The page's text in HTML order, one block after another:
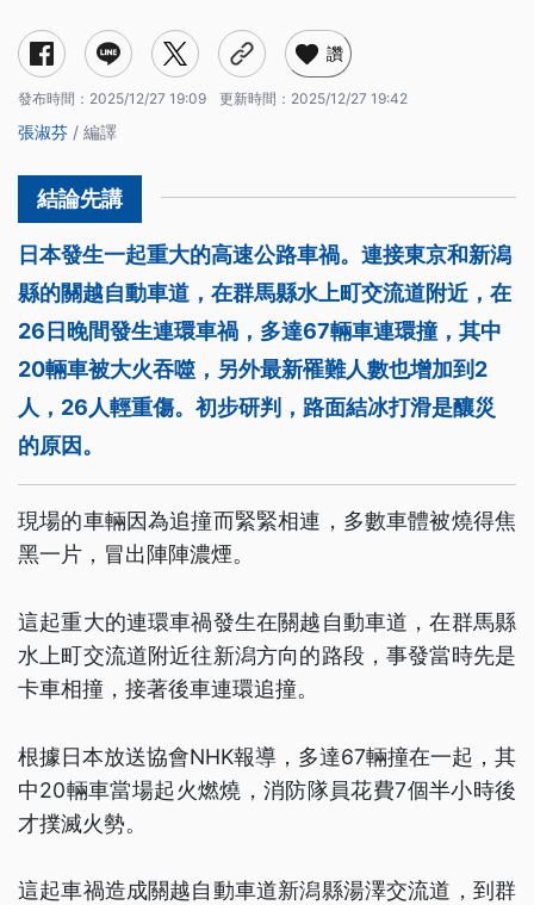
讚
發布時間： 2025/12/27 19:09 更新時間： 2025/12/27 19:42
張淑芬 / 編譯
日本發生一起重大的高速公路車禍。連接東京和新潟
縣的關越自動車道，在群馬縣水上町交流道附近，在
26日晚間發生連環車禍，多達67輛車連環撞，其中
20輛車被大火吞噬，另外最新罹難人數也增加到2
人，26人輕重傷。初步研判，路面結冰打滑是釀災
的原因。
現場的車輛因為追撞而緊緊相連，多數車體被燒得焦
黑一片，冒出陣陣濃煙。
這起重大的連環車禍發生在關越自動車道，在群馬縣
水上町交流道附近往新潟方向的路段，事發當時先是
卡車相撞，接著後車連環追撞。
根據日本放送協會NHK報導，多達67輛撞在一起，其
中20輛車當場起火燃燒，消防隊員花費7個半小時後
才撲滅火勢。
這起車禍造成關越自動車道新潟縣湯澤交流道，到群